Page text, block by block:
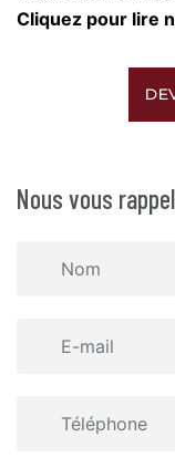
Cliquez pour lire
Nous vous